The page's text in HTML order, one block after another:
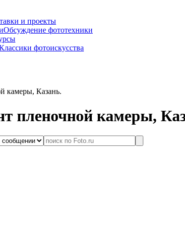
и проекты
Обсуждение фототехники
фотоискусства
камеры, Казань.
пленочной камеры,